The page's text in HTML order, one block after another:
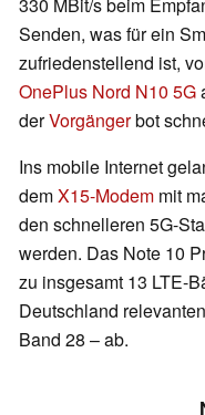
330 MBit/s beim
Senden, was für ein
zufriedenstellend ist,
OnePlus Nord N10 5G
derVorgängerbot
Ins mobile Internet
demX15-Modem mit
den schnelleren 5G-
werden. Das Note 10
zu insgesamt 13 LTE-
Deutschland
Band 28 – ab.